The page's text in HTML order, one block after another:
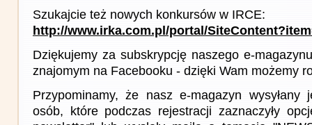
Szukajcie też nowych konkursów w IRCE:
http://www.irka.com.pl/portal/
Dziękujemy za subskrypcję naszego e-
znajomym na Facebooku - dzięki Wam możemy
Przypominamy, że nasz e-magazyn
osób, które podczas rejestracji zaznaczyły